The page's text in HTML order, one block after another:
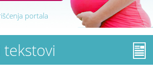
portala
tekstovi